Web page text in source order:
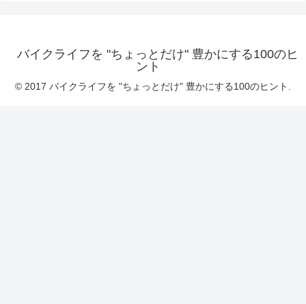
バイクライフを "ちょっとだけ" 豊かにする100のヒ
ント
© 2017 バイクライフを "ちょっとだけ" 豊かにする100のヒント.